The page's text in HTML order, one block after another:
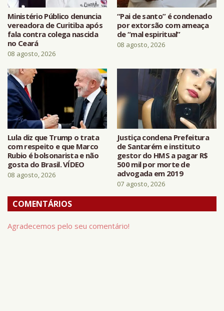
Ministério Público denuncia
vereadora de Curitiba após
fala contra colega nascida
no Ceará
08 agosto, 2026
“Pai de santo” é condenado
por extorsão com ameaça
de “mal espiritual”
08 agosto, 2026
Lula diz que Trump o trata
com respeito e que Marco
Rubio é bolsonarista e não
gosta do Brasil. VÍDEO
08 agosto, 2026
Justiça condena Prefeitura
de Santarém e instituto
gestor do HMS a pagar R$
500 mil por morte de
advogada em 2019
07 agosto, 2026
COMENTÁRIOS
Agradecemos pelo seu comentário!